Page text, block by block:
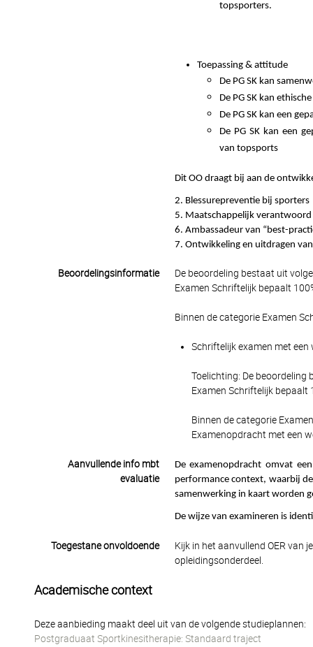
topsporters.
Toepassing & attitude
De PG SK kan
De PG SK kan
De PG SK kan een
De PG SK kan een
van topsports
Dit OO draagt bij aan de
2. Blessurepreventie bij sporters
5. Maatschappelijk
6. Ambassadeur van “best-
7. Ontwikkeling en uitdragen
Beoordelingsinformatie
De beoordeling bestaat uit
Examen Schriftelijk bepaalt
Binnen de categorie Examen
Schriftelijk examen met
Toelichting: De
Examen Schriftelijk bepaalt
Binnen de categorie
Examenopdracht met een
Aanvullende info mbt
evaluatie
De examenopdracht omvat
performance context, waarbij
samenwerking in kaart worden
De wijze van examineren is
Toegestane onvoldoende
Kijk in het aanvullend OER van
opleidingsonderdeel.
Academische context
Deze aanbieding maakt deel uit van de volgende studieplannen:
Postgraduaat Sportkinesitherapie: Standaard traject